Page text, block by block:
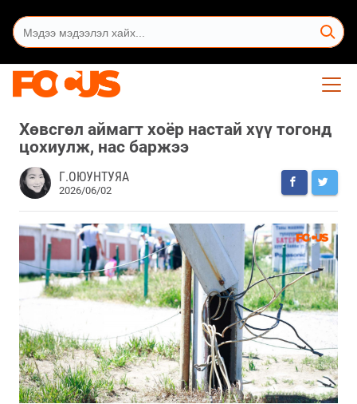
Хөвсгөл аймагт хоёр настай хүү тогонд
цохиулж, нас баржээ
Г.ОЮУНТУЯА
2026/06/02